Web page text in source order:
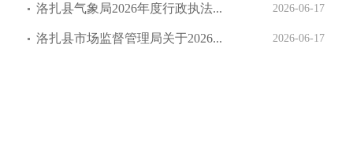
洛扎县气象局2026年度行政执法... 2026-06-17
洛扎县市场监督管理局关于2026... 2026-06-17